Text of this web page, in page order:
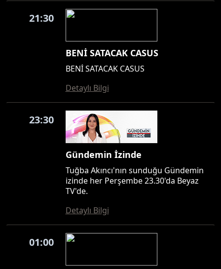
21:30
BENİ SATACAK CASUS
BENİ SATACAK CASUS
Detaylı Bilgi
23:30
Gündemin İzinde
Tuğba Akıncı'nın sunduğu Gündemin
izinde her Perşembe 23.30'da Beyaz
TV'de.
Detaylı Bilgi
01:00